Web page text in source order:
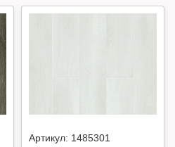
Артикул: 1485301